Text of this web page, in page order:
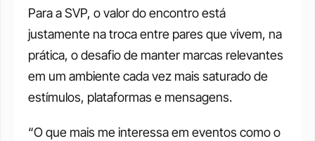
Para a SVP, o valor do encontro está
justamente na troca entre pares que vivem, na
prática, o desafio de manter marcas relevantes
em um ambiente cada vez mais saturado de
estímulos, plataformas e mensagens.
“O que mais me interessa em eventos como o